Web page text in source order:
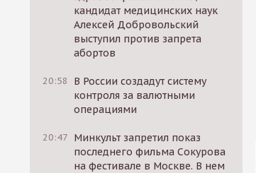
кандидат медицинских наук
Алексей Добровольский
выступил против запрета
абортов
20:58
В России создадут систему
контроля за валютными
операциями
20:47 Минкульт запретил показ
последнего фильма Сокурова
на фестивале в Москве. В нем